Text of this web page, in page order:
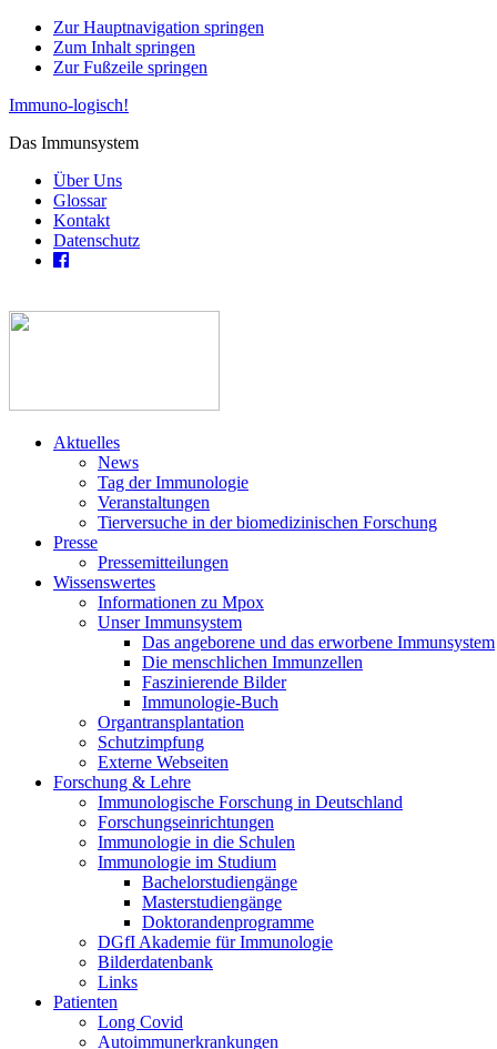
Zur Hauptnavigation springen
Zum Inhalt springen
Zur Fußzeile springen
Immuno-logisch!
Das Immunsystem
Über Uns
Glossar
Kontakt
Datenschutz
Aktuelles
News
Tag der Immunologie
Veranstaltungen
Tierversuche in der biomedizinischen Forschung
Presse
Pressemitteilungen
Wissenswertes
Informationen zu Mpox
Unser Immunsystem
Das angeborene und das erworbene Immunsystem
Die menschlichen Immunzellen
Faszinierende Bilder
Immunologie-Buch
Organtransplantation
Schutzimpfung
Externe Webseiten
Forschung & Lehre
Immunologische Forschung in Deutschland
Forschungseinrichtungen
Immunologie in die Schulen
Immunologie im Studium
Bachelorstudiengänge
Masterstudiengänge
Doktorandenprogramme
DGfI Akademie für Immunologie
Bilderdatenbank
Links
Patienten
Long Covid
Autoimmunerkrankungen